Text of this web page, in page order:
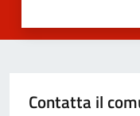
Contatta il